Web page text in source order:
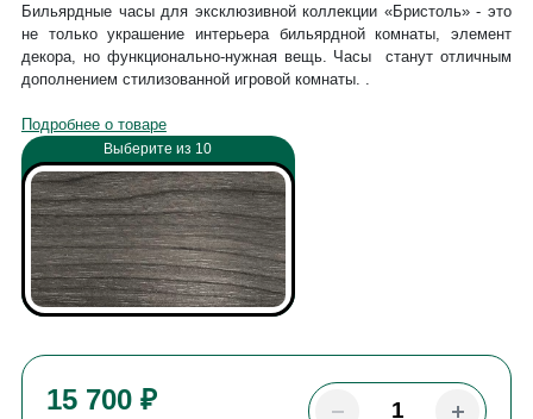
15 700 ₽
Выберите из 10
Бильярдные часы для эксклюзивной коллекции «Бристоль» - это
не только украшение интерьера бильярдной комнаты, элемент
декора, но функционально-нужная вещь. Часы станут отличным
дополнением стилизованной игровой комнаты. .
Подробнее о товаре